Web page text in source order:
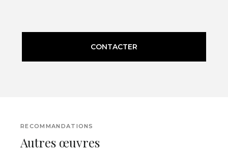
CONTACTER
RECOMMANDATIONS
Autres œuvres